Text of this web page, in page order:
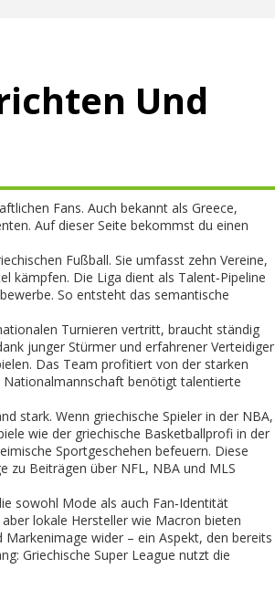
Und
Fans. Auch bekannt als Greece,
Auf dieser Seite bekommst du einen
Fußball. Sie umfasst zehn Vereine,
kämpfen. Die Liga dient als Talent‑Pipeline
So entsteht das semantische
Turnieren vertritt, braucht ständig
junger Stürmer und erfahrener Verteidiger
Das Team profitiert von der starken
Nationalmannschaft benötigt talentierte
stark. Wenn griechische Spieler in der NBA,
wie der griechische Basketballprofi in der
Sportgeschehen befeuern. Diese
zu Beiträgen über NFL, NBA und MLS
sowohl Mode als auch Fan‑Identität
lokale Hersteller wie Macron bieten
wider – ein Aspekt, den bereits
Griechische Super League nutzt die